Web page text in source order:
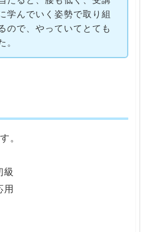
学んでいく姿勢で取り組
ので、やっていてとても
。
。